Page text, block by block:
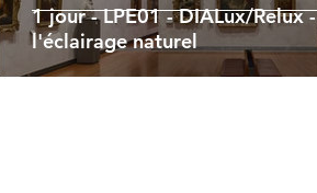
1 jour - LPE01 - DIALux/Relux
l'éclairage naturel